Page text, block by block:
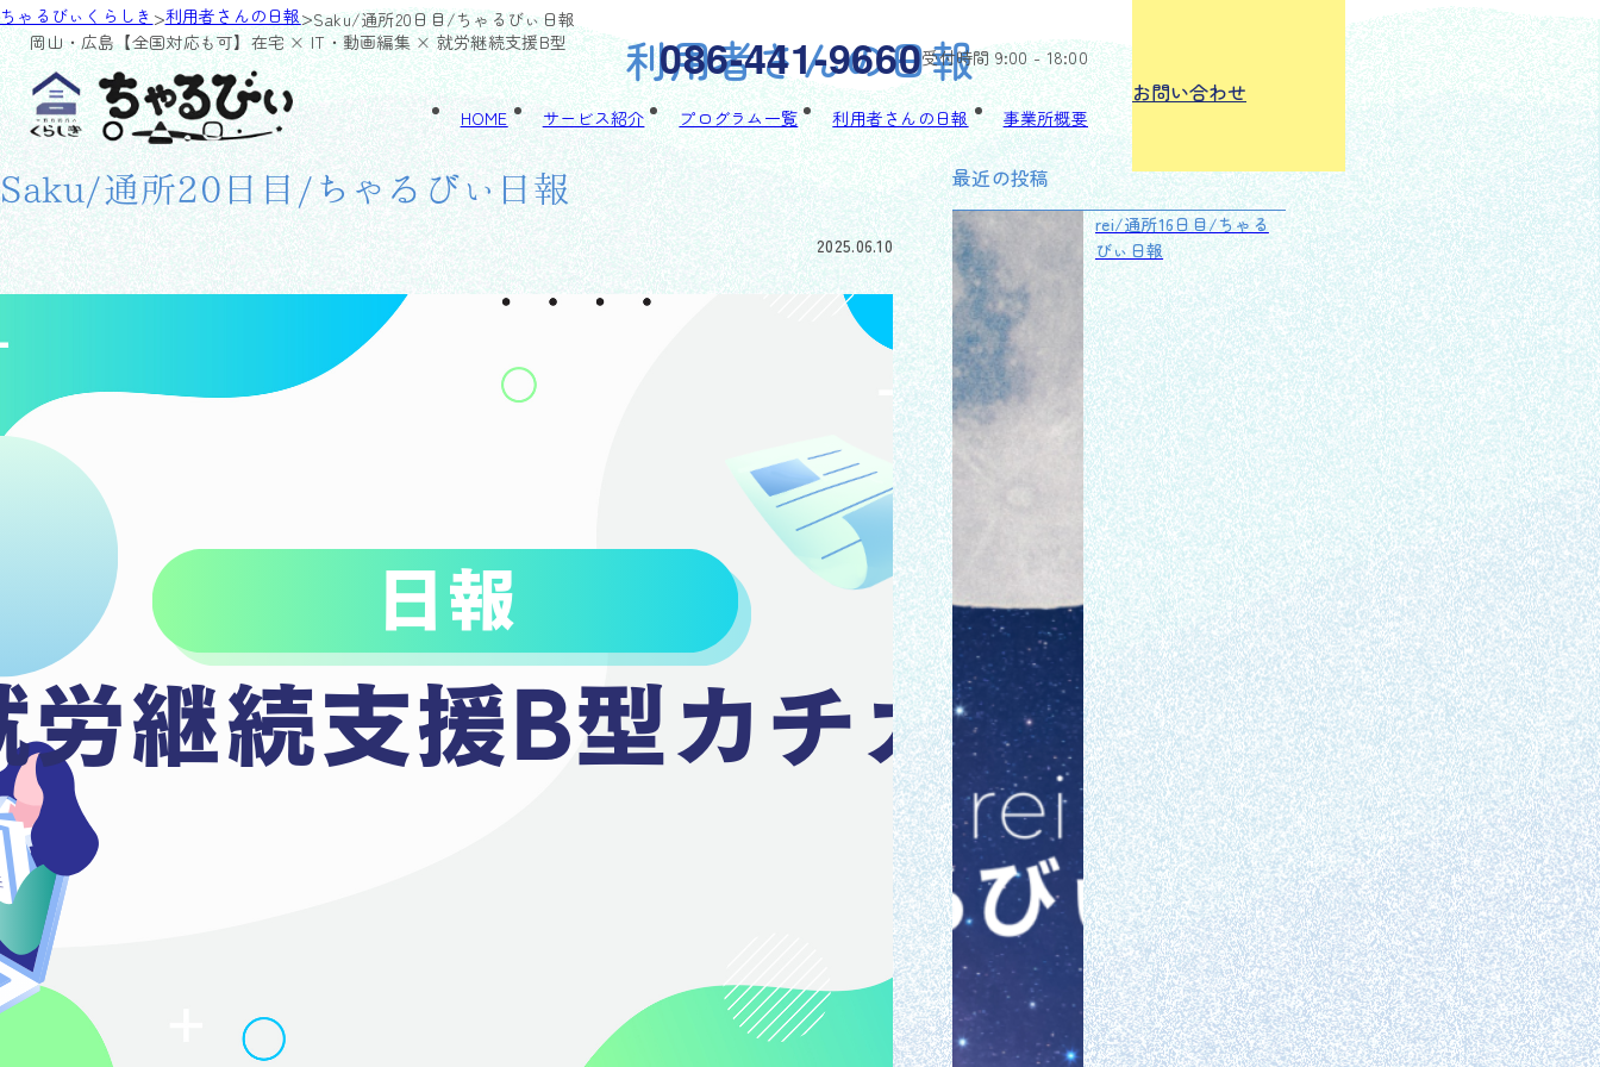
岡山・広島【全国対応も可】在宅 × IT・動画編集 × 就労継続支援B型 086-441-9660受付時間 9:00 - 18:00
HOME サービス紹介 プログラム一覧 利用者さんの日報 事業所概要
お問い合わせ
ちゃるびぃくらしき>利用者さんの日報>Saku/通所20日目/ちゃるびぃ日報
利用者さんの日報
Saku/通所20日目/ちゃるびぃ日報
2025.06.10
最近の投稿
rei/通所16日目/ちゃる
びぃ日報